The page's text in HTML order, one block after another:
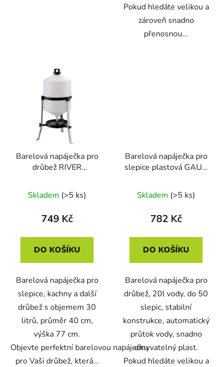
Pokud hledáte velikou a
zároveň snadno
přenosnou...
Barelová napáječka pro
drůbež RIVER
30 l, plastová
Skladem (>5 ks)
749 Kč
DO KOŠÍKU
Barelová napáječka pro
slepice, kachny a další
drůbež s objemem 30
litrů, průměr 40 cm,
výška 77 cm.
Objevte perfektní barelovou napáječku
pro Vaši drůbež, která...
Barelová napáječka pro
slepice plastová GAUN
Skladem (>5 ks)
782 Kč
DO KOŠÍKU
Barelová napáječka pro
drůbež, 20l vody, do 50
slepic, stabilní
konstrukce, automatický
průtok vody, snadno
omyvatelný plast.
Pokud hledáte velikou a